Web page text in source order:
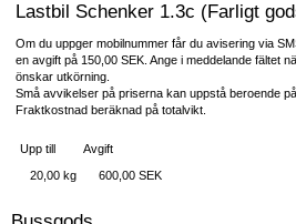
Lastbil Schenker 1.3c (Farligt
Om du uppger mobilnummer får du avisering via
en avgift på 150,00 SEK. Ange i meddelande fältet
önskar utkörning.
Små avvikelser på priserna kan uppstå beroende
Fraktkostnad beräknad på totalvikt.
Upp till
Avgift
20,00 kg
600,00 SEK